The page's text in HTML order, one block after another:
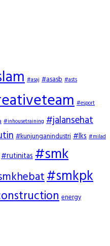
#asaj #asasb #asts
#esport
#inhousetraining #jalansehat
#kunjunganindustri#lks #milad
#rutinitas#smk
#smkpk
energy